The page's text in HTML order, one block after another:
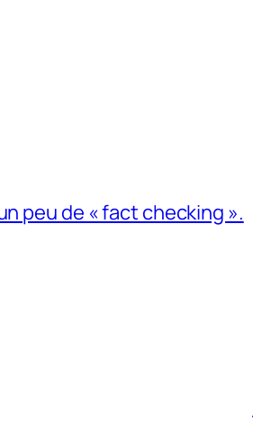
peu de « fact checking ».